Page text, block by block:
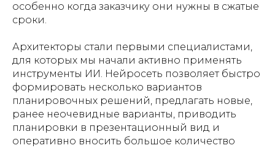
особенно когда заказчику они нужны в сжатые
сроки.
Архитекторы стали первыми специалистами,
для которых мы начали активно применять
инструменты ИИ. Нейросеть позволяет быстро
формировать несколько вариантов
планировочных решений, предлагать новые,
ранее неочевидные варианты, приводить
планировки в презентационный вид и
оперативно вносить большое количество